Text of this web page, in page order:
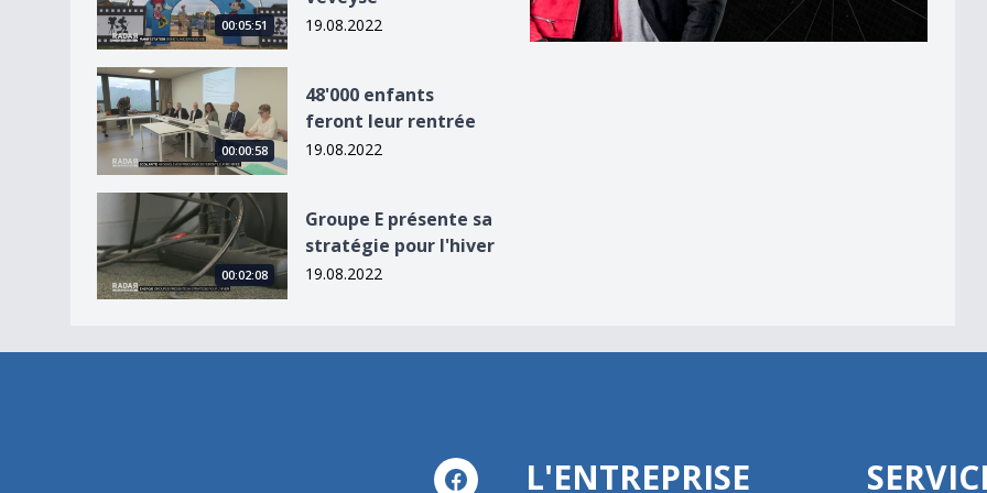
00:05:51 19.08.2022
48&#039;000 enfants feront leur rentrée
00:00:58
48'000 enfants
feront leur rentrée
19.08.2022
Groupe E présente sa stratégie pour l&#039;hiver
00:02:08
Groupe E présente sa
stratégie pour l'hiver
19.08.2022
L'ENTREPRISE